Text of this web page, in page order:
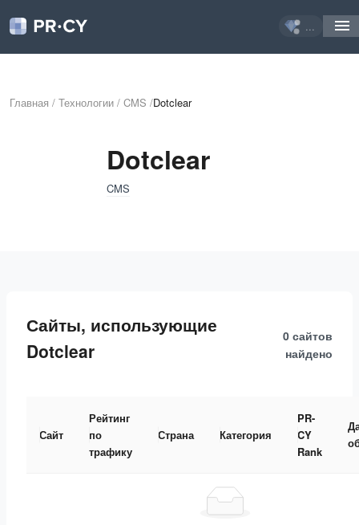
...
Главная / Технологии / CMS /Dotclear
Dotclear
CMS
Сайты, использующие
Dotclear
0 сайтов
найдено
Сайт
Рейтинг
по
трафику
Страна Категория
PR-
CY
Rank